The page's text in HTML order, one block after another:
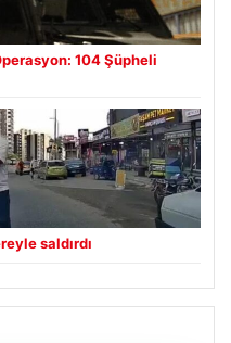
104 Şüpheli
saldırdı